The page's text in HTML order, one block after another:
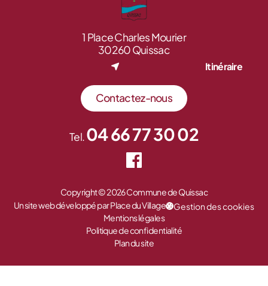
1 Place Charles Mourier
30260 Quissac
Itinéraire
Contactez-nous
Tel.04 66 77 30 02
Copyright © 2026 Commune de Quissac
Un site web développé par Place du Village
Gestion des cookies
Mentions légales
Politique de confidentialité
Plan du site